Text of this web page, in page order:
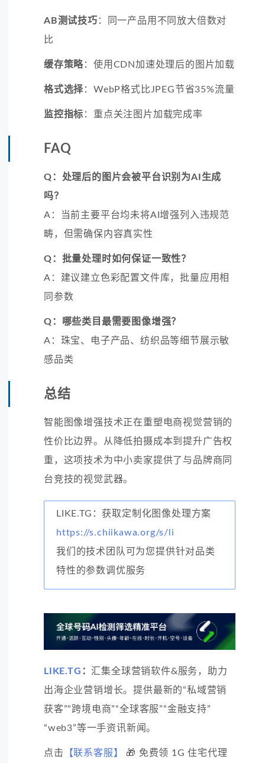
AB测试技巧 ：同一产品用不同放大倍数对
比
缓存策略：使用CDN加速处理后的图片加载
格式选择：WebP格式比JPEG节省35%流量
监控指标 ：重点关注图片加载完成率
FAQ
Q：处理后的图片会被平台识别为AI生成
吗？
A：当前主要平台均未将AI增强列入违规范
畴，但需确保内容真实性
Q：批量处理时如何保证一致性？
A：建议建立色彩配置文件库，批量应用相
同参数
Q：哪些类目最需要图像增强？
A：珠宝、电子产品、纺织品等细节展示敏
感品类
总结
智能图像增强技术正在重塑电商视觉营销的
性价比边界。从降低拍摄成本到提升广告权
重，这项技术为中小卖家提供了与品牌商同
台竞技的视觉武器。
LIKE.TG：获取定制化图像处理方案
https://s.chiikawa.org/s/li
我们的技术团队可为您提供针对品类
特性的参数调优服务
LIKE.TG ： 汇集全球营销软件&服务，助力
出海企业营销增长。提供最新的“私域营销
获客”“跨境电商”“全球客服”“金融支持”
“web3”等一手资讯新闻。
点击 【联系客服】
🎁 免费领 1G 住宅代理